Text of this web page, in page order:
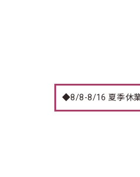
◆8/8-8/16 夏季休